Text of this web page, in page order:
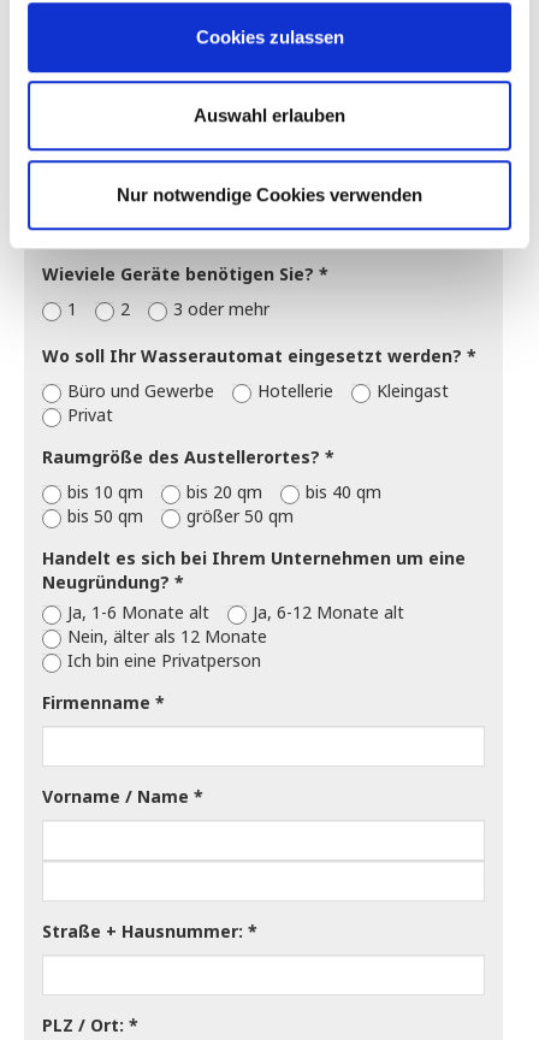
Cookies zulassen
Auswahl erlauben
Nur notwendige Cookies verwenden
Miete, auf 36 Monate
Miete, auf 48 Monate
Inklusive Wartungsvertrag?
Welche Anzahl von Personen werden den
Wasserspender nutzen?
Wieviele Geräte benötigen Sie?
1
2 3 oder mehr
Wo soll Ihr Wasserautomat eingesetzt werden?
Büro und Gewerbe
Hotellerie
Kleingast
Privat
Raumgröße des Austellerortes?
bis 10 qm
bis 20 qm
bis 40 qm
bis 50 qm
größer 50 qm
Handelt es sich bei Ihrem Unternehmen um eine
Neugründung?
Ja, 1-6 Monate alt
Ja, 6-12 Monate alt
Nein, älter als 12 Monate
Ich bin eine Privatperson
Firmenname
Vorname / Name
Straße + Hausnummer:
PLZ / Ort: